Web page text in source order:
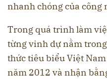
nhanh chóng của công
Trong quá trình làm
từng vinh dự nằm
thức tiêu biểu Việt
năm 2012 và nhận